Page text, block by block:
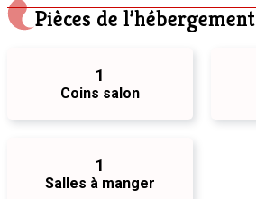
Pièces de l’hébergement
1
Coins salon
1
Salles à manger